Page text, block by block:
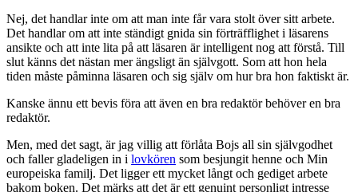
Nej, det handlar inte om att man inte får vara stolt över sitt arbete.
Det handlar om att inte ständigt gnida sin förträfflighet i läsarens
ansikte och att inte lita på att läsaren är intelligent nog att förstå. Till
slut känns det nästan mer ängsligt än självgott. Som att hon hela
tiden måste påminna läsaren och sig själv om hur bra hon faktiskt är.
Kanske ännu ett bevis föra att även en bra redaktör behöver en bra
redaktör.
Men, med det sagt, är jag villig att förlåta Bojs all sin självgodhet
och faller gladeligen in i lovkören som besjungit henne och Min
europeiska familj. Det ligger ett mycket långt och gediget arbete
bakom boken. Det märks att det är ett genuint personligt intresse